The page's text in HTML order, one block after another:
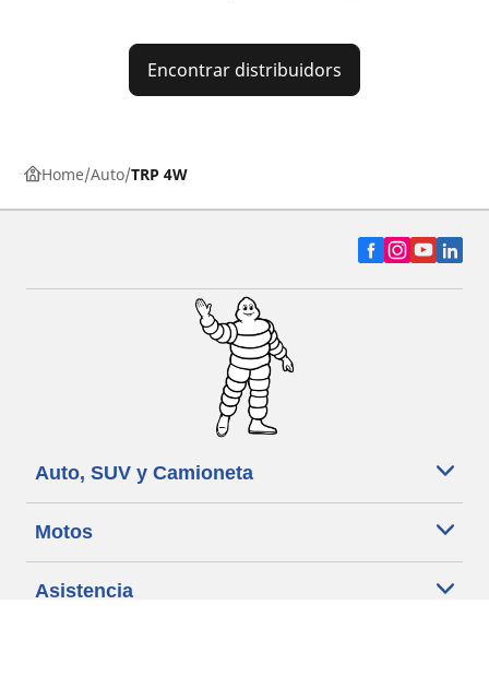
Encontrar distribuidors
Home Auto TRP 4W
Auto, SUV y Camioneta
Motos
Asistencia